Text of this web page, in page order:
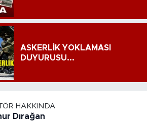
ASKERLİK YOKLAMASI
DUYURUSU...
HAKKINDA
Dırağan